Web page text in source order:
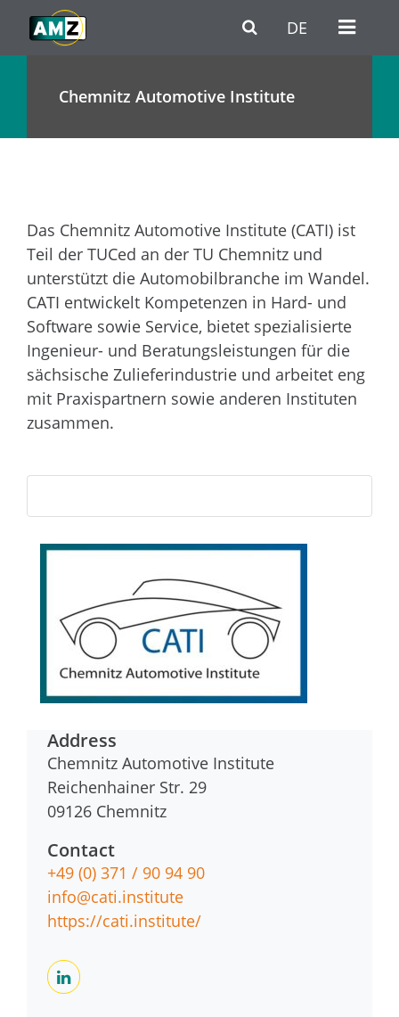
Skip to main content
Go to Navigation
Go to footer / contact
DE
Chemnitz Automotive Institute
Das Chemnitz Automotive Institute (CATI) ist
Teil der TUCed an der TU Chemnitz und
unterstützt die Automobilbranche im Wandel.
CATI entwickelt Kompetenzen in Hard- und
Software sowie Service, bietet spezialisierte
Ingenieur- und Beratungsleistungen für die
sächsische Zulieferindustrie und arbeitet eng
mit Praxispartnern sowie anderen Instituten
zusammen.
Address
Chemnitz Automotive Institute
Reichenhainer Str. 29
09126 Chemnitz
Contact
+49 (0) 371 / 90 94 90
info@cati.institute
https://cati.institute/